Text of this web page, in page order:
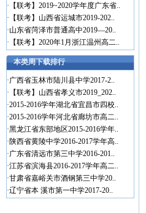
· 【联考】2019~2020学年度广东省..
· 【联考】山西省运城市2019-202..
·山东省菏泽市普通高中2019—20..
· 【联考】2020年1月浙江温州高二..
本类周下载排行
·广西省玉林市陆川县中学2017-2..
· 【联考】山西省孝义市2019_202..
·2015-2016学年湖北省宜昌市四校..
·2015-2016学年河北省廊坊市高二..
·黑龙江省东部地区2015-2016学年..
·陕西省黄陵中学2016-2017学年高..
·广东省清远市第三中学2016-201..
·江苏省滨海县2016-2017学年高二..
·甘肃省嘉峪关市酒钢第三中学20..
·辽宁省本 溪市第一中学2017-20..